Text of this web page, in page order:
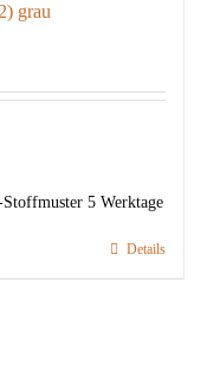
grau
Stoffmuster 5 Werktage
Details